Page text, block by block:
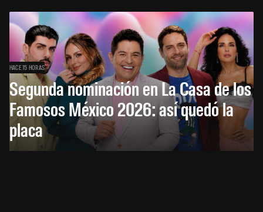
HACE 15 HORAS
Segunda nominación en La Casa de los
Famosos México 2026: así quedó la
placa